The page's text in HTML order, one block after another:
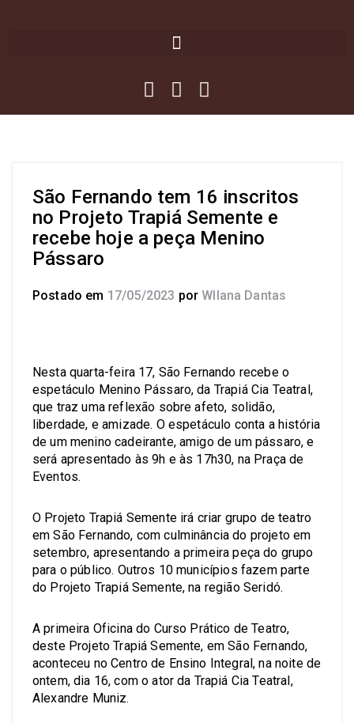
São Fernando tem 16 inscritos
no Projeto Trapiá Semente e
recebe hoje a peça Menino
Pássaro
Postado em 17/05/2023 por Wllana Dantas
Nesta quarta-feira 17, São Fernando recebe o
espetáculo Menino Pássaro, da Trapiá Cia Teatral,
que traz uma reflexão sobre afeto, solidão,
liberdade, e amizade. O espetáculo conta a história
de um menino cadeirante, amigo de um pássaro, e
será apresentado às 9h e às 17h30, na Praça de
Eventos.
O Projeto Trapiá Semente irá criar grupo de teatro
em São Fernando, com culminância do projeto em
setembro, apresentando a primeira peça do grupo
para o público. Outros 10 municípios fazem parte
do Projeto Trapiá Semente, na região Seridó.
A primeira Oficina do Curso Prático de Teatro,
deste Projeto Trapiá Semente, em São Fernando,
aconteceu no Centro de Ensino Integral, na noite de
ontem, dia 16, com o ator da Trapiá Cia Teatral,
Alexandre Muniz.